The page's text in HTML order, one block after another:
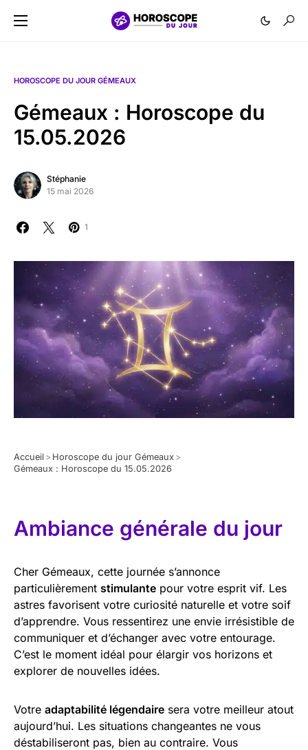
HOROSCOPE DU JOUR GÉMEAUX
Gémeaux : Horoscope du
15.05.2026
Stéphanie
15 mai 2026
1
Accueil > Horoscope du jour Gémeaux >
Gémeaux : Horoscope du 15.05.2026
Ambiance générale du jour
Cher Gémeaux, cette journée s’annonce
particulièrement stimulante pour votre esprit vif. Les
astres favorisent votre curiosité naturelle et votre soif
d’apprendre. Vous ressentirez une envie irrésistible de
communiquer et d’échanger avec votre entourage.
C’est le moment idéal pour élargir vos horizons et
explorer de nouvelles idées.
Votre adaptabilité légendaire sera votre meilleur atout
aujourd’hui. Les situations changeantes ne vous
déstabiliseront pas, bien au contraire. Vous